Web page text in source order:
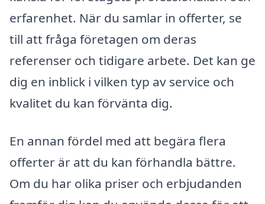
erfarenhet. När du samlar in offerter, se
till att fråga företagen om deras
referenser och tidigare arbete. Det kan ge
dig en inblick i vilken typ av service och
kvalitet du kan förvänta dig.
En annan fördel med att begära flera
offerter är att du kan förhandla bättre.
Om du har olika priser och erbjudanden